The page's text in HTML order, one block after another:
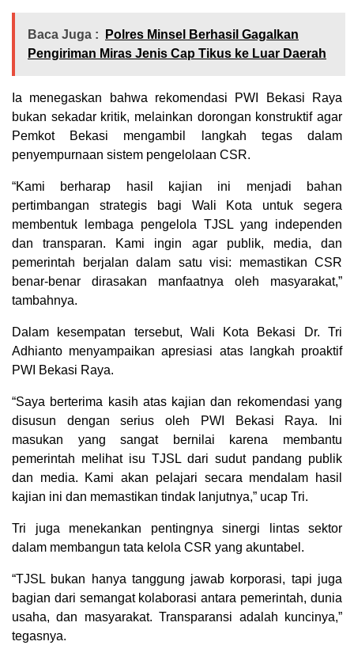
Baca Juga :
Polres Minsel Berhasil Gagalkan
Pengiriman Miras Jenis Cap Tikus ke Luar Daerah
Ia menegaskan bahwa rekomendasi PWI Bekasi Raya
bukan sekadar kritik, melainkan dorongan konstruktif agar
Pemkot Bekasi mengambil langkah tegas dalam
penyempurnaan sistem pengelolaan CSR.
“Kami berharap hasil kajian ini menjadi bahan
pertimbangan strategis bagi Wali Kota untuk segera
membentuk lembaga pengelola TJSL yang independen
dan transparan. Kami ingin agar publik, media, dan
pemerintah berjalan dalam satu visi: memastikan CSR
benar-benar dirasakan manfaatnya oleh masyarakat,”
tambahnya.
Dalam kesempatan tersebut, Wali Kota Bekasi Dr. Tri
Adhianto menyampaikan apresiasi atas langkah proaktif
PWI Bekasi Raya.
“Saya berterima kasih atas kajian dan rekomendasi yang
disusun dengan serius oleh PWI Bekasi Raya. Ini
masukan yang sangat bernilai karena membantu
pemerintah melihat isu TJSL dari sudut pandang publik
dan media. Kami akan pelajari secara mendalam hasil
kajian ini dan memastikan tindak lanjutnya,” ucap Tri.
Tri juga menekankan pentingnya sinergi lintas sektor
dalam membangun tata kelola CSR yang akuntabel.
“TJSL bukan hanya tanggung jawab korporasi, tapi juga
bagian dari semangat kolaborasi antara pemerintah, dunia
usaha, dan masyarakat. Transparansi adalah kuncinya,”
tegasnya.